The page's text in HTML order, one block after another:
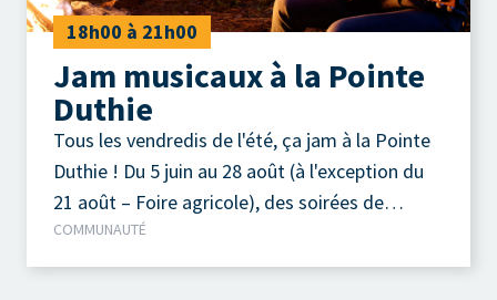
18h00 à 21h00
Jam musicaux à la Pointe
Duthie
Tous les vendredis de l'été, ça jam à la Pointe
Duthie ! Du 5 juin au 28 août (à l'exception du
21 août – Foire agricole), des soirées de
musique acoustique autour d'un feu de camp
sont organisées chaque vendredi soir.
COMMUNAUTÉ